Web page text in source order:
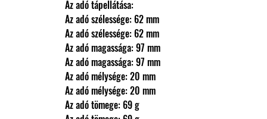
                Az adó tápellátása:
                Az adó szélessége: 62 mm
                Az adó szélessége: 62 mm
                Az adó magassága: 97 mm
                Az adó magassága: 97 mm
                Az adó mélysége: 20 mm
                Az adó mélysége: 20 mm
                Az adó tömege: 69 g